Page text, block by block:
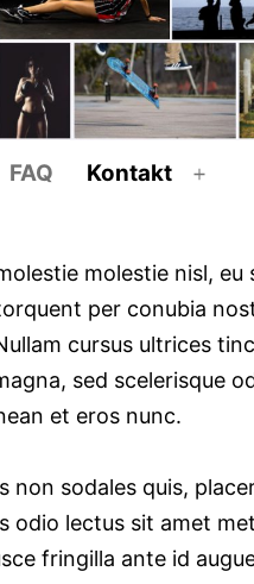
FAQ Kontakt
molestie nisl, eu
per conubia
cursus ultrices
sed scelerisque
et eros nunc.
non sodales quis,
lectus sit amet
fringilla ante id